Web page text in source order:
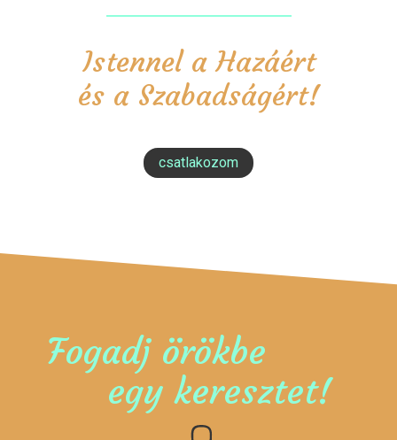
Istennel a Hazáért
és a Szabadságért!
csatlakozom
Fogadj örökbe
egy keresztet!